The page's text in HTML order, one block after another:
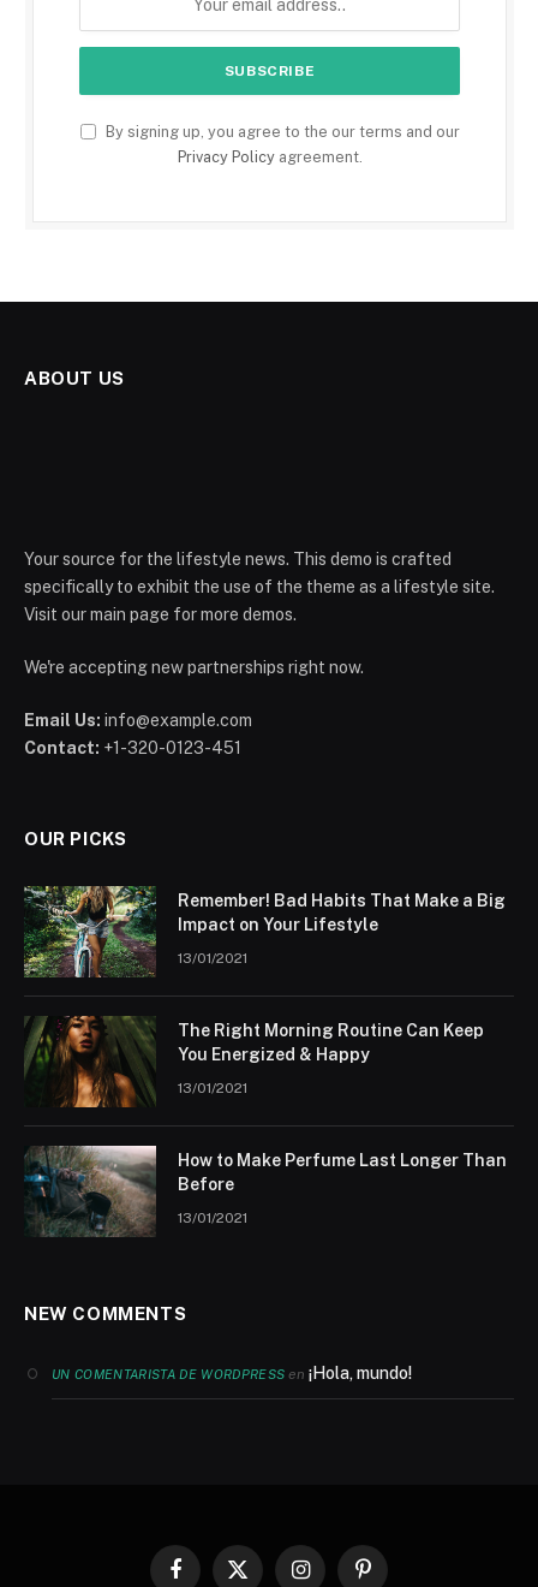
By signing up, you agree to the our terms and our
Privacy Policyagreement.
ABOUT US
Your source for the lifestyle news. This demo is crafted
specifically to exhibit the use of the theme as a lifestyle site.
Visit our main page for more demos.
We're accepting new partnerships right now.
Email Us: info@example.com
Contact: +1-320-0123-451
OUR PICKS
Remember! Bad Habits That Make a Big
Impact on Your Lifestyle
13/01/2021
The Right Morning Routine Can Keep
You Energized & Happy
13/01/2021
How to Make Perfume Last Longer Than
Before
13/01/2021
NEW COMMENTS
UN COMENTARISTA DE WORDPRESS en¡Hola, mundo!
Facebook
X InstagramPinterest